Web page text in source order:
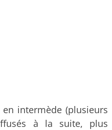
intermède (plusieurs
à la suite, plus